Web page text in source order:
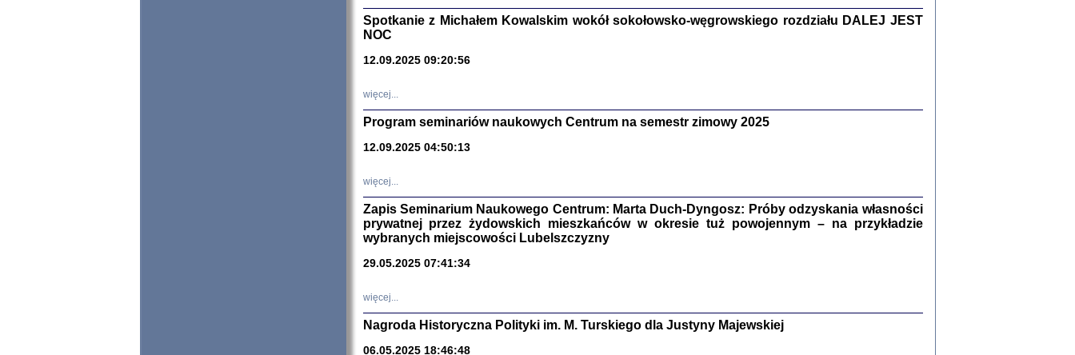
Warszawa 2019
red. i wstęp Barbara Engelking, Jan Grabowski
Spotkanie z Michałem Kowalskim wokół sokołowsko-węgrowskiego rozdziału DALEJ JEST
NOC
12.09.2025 09:20:56
więcej...
Program seminariów naukowych Centrum na semestr zimowy 2025
12.09.2025 04:50:13
więcej...
Zapis Seminarium Naukowego Centrum: Marta Duch-Dyngosz: Próby odzyskania własności
prywatnej przez żydowskich mieszkańców w okresie tuż powojennym – na przykładzie
wybranych miejscowości Lubelszczyzny
29.05.2025 07:41:34
więcej...
Nagroda Historyczna Polityki im. M. Turskiego dla Justyny Majewskiej
06.05.2025 18:46:48